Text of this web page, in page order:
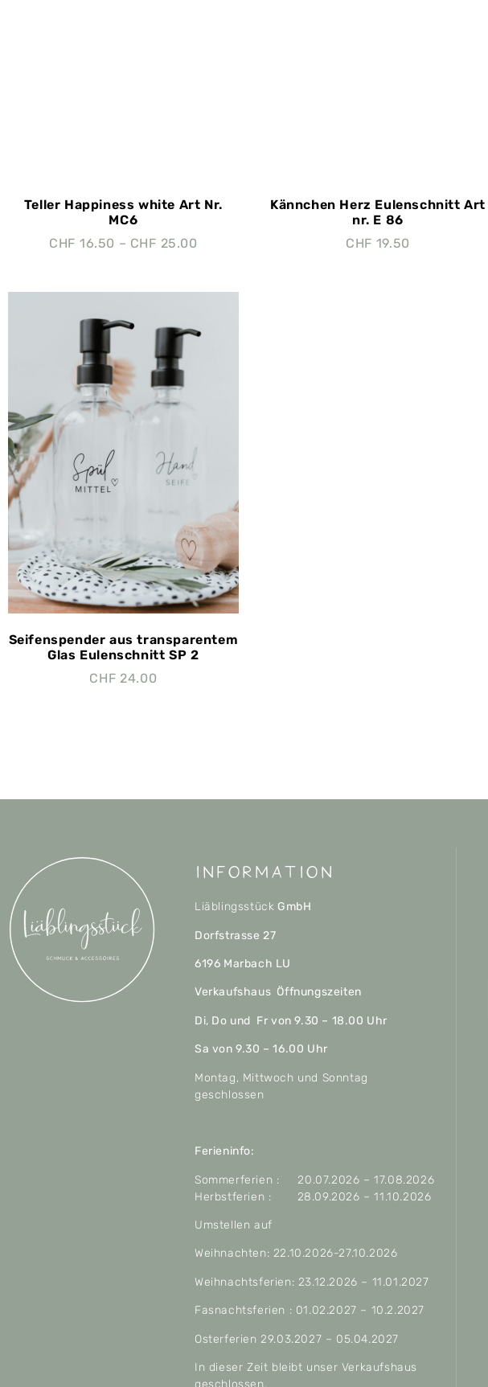
Teller Happiness white Art Nr.
MC6
CHF 16.50 – CHF 25.00
Kännchen Herz Eulenschnitt Art
nr. E 86
CHF 19.50
Seifenspender aus transparentem
Glas Eulenschnitt SP 2
CHF 24.00
Information
Liäblingsstück GmbH
Dorfstrasse 27
6196 Marbach LU
Verkaufshaus Öffnungszeiten
Di, Do und Fr von 9.30 – 18.00 Uhr
Sa von 9.30 – 16.00 Uhr
Montag, Mittwoch und Sonntag
geschlossen
Ferieninfo:
Sommerferien : 20.07.2026 – 17.08.2026
Herbstferien : 28.09.2026 – 11.10.2026
Umstellen auf
Weihnachten: 22.10.2026-27.10.2026
Weihnachtsferien: 23.12.2026 – 11.01.2027
Fasnachtsferien : 01.02.2027 – 10.2.2027
Osterferien 29.03.2027 – 05.04.2027
In dieser Zeit bleibt unser Verkaufshaus
geschlossen.